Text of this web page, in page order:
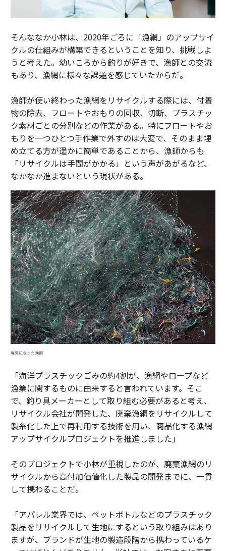
そんななか小林は、2020年ごろに「漁網」のアップサイ
クルの仕組みが構築できるということを知り、挑戦しよ
うと考えた。幼いころから釣りが好きで、漁師との交流
もあり、漁網に様々な課題を感じていたからだ。
漁師が使い終わった漁網をリサイクルする際には、付着
物の除去、フロートやおもりの回収、切断、プラスチッ
ク素材ごとの分別などの作業がある。特にフロートやお
もりを一つひとつ手作業で外すのは大変で、そのまま埋
め立てる方が遥かに簡単であることから、漁師からも
「リサイクルは手間がかかる」という声があがるなど、
なかなか進まないという現状がある。
廃棄になった漁網
「海洋プラスチックごみの約4割が、漁網やロープなど
漁業に関するものに由来すると言われています。そこ
で、釣り具メーカーとして取り組む必要があると考え、
リサイクル会社が開発した、廃棄漁網をリサイクルして
製糸化した上で再利用する技術を用い、商品化する漁網
アップサイクルプロジェクトを推進しました」
そのプロジェクトで小林が重視したのが、廃棄漁網のリ
サイクルから高付加価値化した製品の開発までに、一貫
して携わることだ。
「アパレル業界では、ペットボトルなどのプラスチック
製品をリサイクルして生地にするという取り組みはあり
ますが、ブランドが生地の製造段階から携わっているケ